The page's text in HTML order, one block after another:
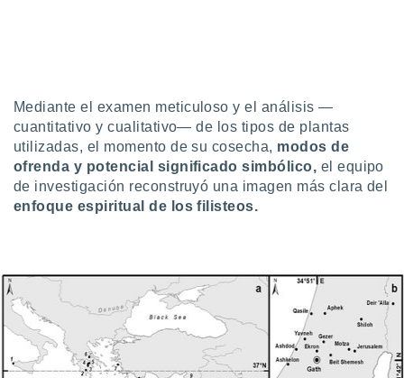
en
un
o acceder
datos
Mediante el examen meticuloso y el análisis —
cuantitativo y cualitativo— de los tipos de plantas
utilizadas, el momento de su cosecha, modos de
ofrenda y potencial significado simbólico, el equipo
de investigación reconstruyó una imagen más clara del
enfoque espiritual de los filisteos.